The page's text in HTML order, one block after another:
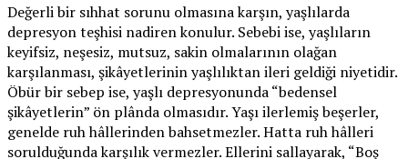
Değerli bir sıhhat sorunu olmasına karşın, yaşlılarda
depresyon teşhisi nadiren konulur. Sebebi ise, yaşlıların
keyifsiz, neşesiz, mutsuz, sakin olmalarının olağan
karşılanması, şikâyetlerinin yaşlılıktan ileri geldiği niyetidir.
Öbür bir sebep ise, yaşlı depresyonunda “bedensel
şikâyetlerin” ön plânda olmasıdır. Yaşı ilerlemiş beşerler,
genelde ruh hâllerinden bahsetmezler. Hatta ruh hâlleri
sorulduğunda karşılık vermezler. Ellerini sallayarak, “Boş